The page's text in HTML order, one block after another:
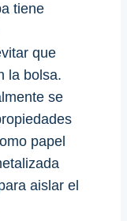
tiene
que
la bolsa.
se
papel
aislar el